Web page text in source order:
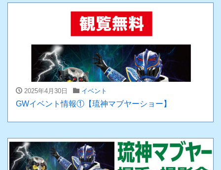
2025年4月30日 イベント
GWイベント情報①【琉神マブヤーショー】